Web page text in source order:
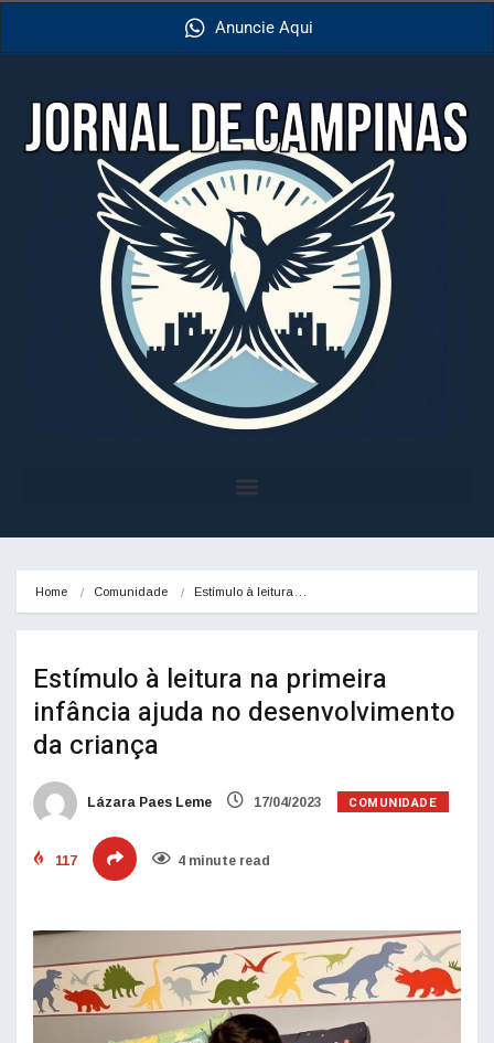
Anuncie Aqui
Home Comunidade Estímulo à leitura…
Estímulo à leitura na primeira
infância ajuda no desenvolvimento
da criança
Lázara Paes Leme 17/04/2023 COMUNIDADE
117 4 minute read